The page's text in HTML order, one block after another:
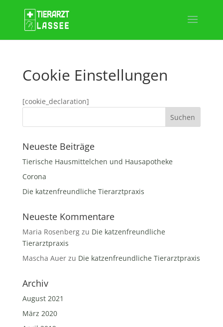
Cookie Einstellungen
[cookie_declaration]
Neueste Beiträge
Tierische Hausmittelchen und Hausapotheke
Corona
Die katzenfreundliche Tierarztpraxis
Neueste Kommentare
Maria Rosenbergzu Die katzenfreundliche
Tierarztpraxis
Mascha Auerzu Die katzenfreundliche Tierarztpraxis
Archiv
August 2021
März 2020